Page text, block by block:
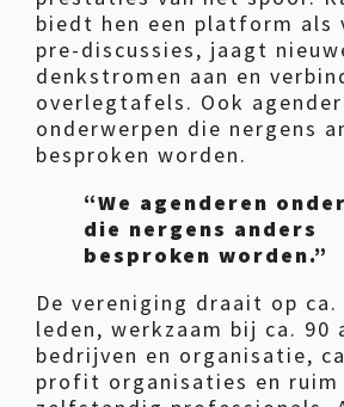
biedt hen een platform als
pre-discussies, jaagt
denkstromen aan en
overlegtafels. Ook
onderwerpen die nergens
besproken worden.
“We agenderen
die nergens anders
besproken worden.”
De vereniging draait op ca.
leden, werkzaam bij ca. 90
bedrijven en organisatie,
profit organisaties en ruim